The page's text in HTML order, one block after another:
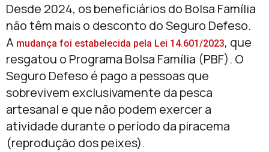
Desde 2024, os beneficiários do Bolsa Família
não têm mais o desconto do Seguro Defeso.
A mudança foi estabelecida pela Lei 14.601/2023, que
resgatou o Programa Bolsa Família (PBF). O
Seguro Defeso é pago a pessoas que
sobrevivem exclusivamente da pesca
artesanal e que não podem exercer a
atividade durante o período da piracema
(reprodução dos peixes).